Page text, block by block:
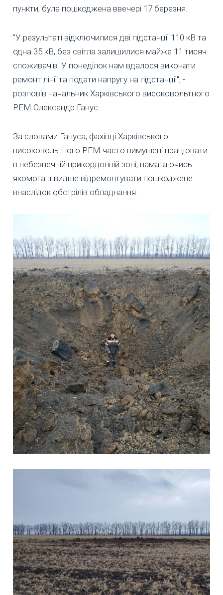
пункти, була пошкоджена ввечері 17 березня.
"У результаті відключилися дві підстанції 110 кВ та
одна 35 кВ, без світла залишилися майже 11 тисяч
споживачів. У понеділок нам вдалося виконати
ремонт лінії та подати напругу на підстанції", -
розповів начальник Харківського високовольтного
РЕМ Олександр Ганус.
За словами Гануса, фахівці Харківського
високовольтного РЕМ часто вимушені працювати
в небезпечній прикордонній зоні, намагаючись
якомога швидше відремонтувати пошкоджене
внаслідок обстрілів обладнання.